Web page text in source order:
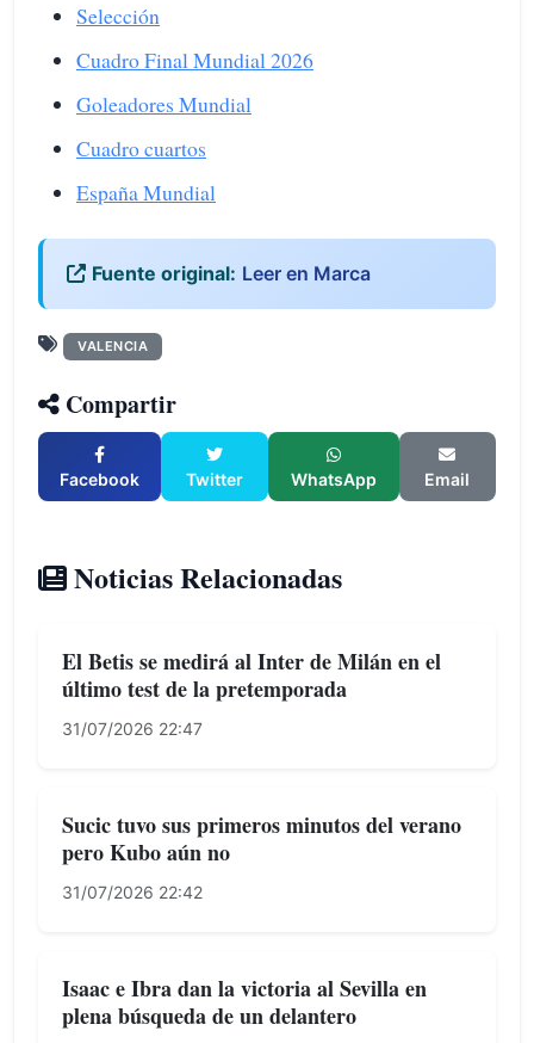
Selección
Cuadro Final Mundial 2026
Goleadores Mundial
Cuadro cuartos
España Mundial
Fuente original: Leer en Marca
VALENCIA
Compartir
Facebook Twitter WhatsApp Email
Noticias Relacionadas
El Betis se medirá al Inter de Milán en el
último test de la pretemporada
31/07/2026 22:47
Sucic tuvo sus primeros minutos del verano
pero Kubo aún no
31/07/2026 22:42
Isaac e Ibra dan la victoria al Sevilla en
plena búsqueda de un delantero